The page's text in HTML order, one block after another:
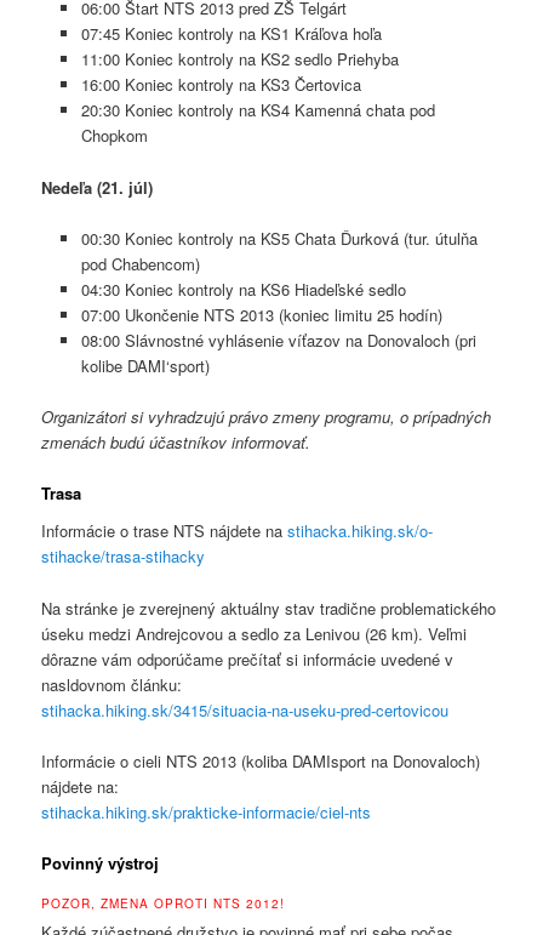
06:00 Štart NTS 2013 pred ZŠ Telgárt
07:45 Koniec kontroly na KS1 Kráľova hoľa
11:00 Koniec kontroly na KS2 sedlo Priehyba
16:00 Koniec kontroly na KS3 Čertovica
20:30 Koniec kontroly na KS4 Kamenná chata pod
Chopkom
Nedeľa (21. júl)
00:30 Koniec kontroly na KS5 Chata Ďurková (tur. útulňa
pod Chabencom)
04:30 Koniec kontroly na KS6 Hiadeľské sedlo
07:00 Ukončenie NTS 2013 (koniec limitu 25 hodín)
08:00 Slávnostné vyhlásenie víťazov na Donovaloch (pri
kolibe DAMI‘sport)
Organizátori si vyhradzujú právo zmeny programu, o prípadných
zmenách budú účastníkov informovať.
Trasa
Informácie o trase NTS nájdete nastihacka.hiking.sk/o-
stihacke/trasa-stihacky
Na stránke je zverejnený aktuálny stav tradične problematického
úseku medzi Andrejcovou a sedlo za Lenivou (26 km). Veľmi
dôrazne vám odporúčame prečítať si informácie uvedené v
nasldovnom článku:
stihacka.hiking.sk/3415/situacia-na-useku-pred-certovicou
Informácie o cieli NTS 2013 (koliba DAMIsport na Donovaloch)
nájdete na:
stihacka.hiking.sk/prakticke-informacie/ciel-nts
Povinný výstroj
POZOR, ZMENA OPROTI NTS 2012!